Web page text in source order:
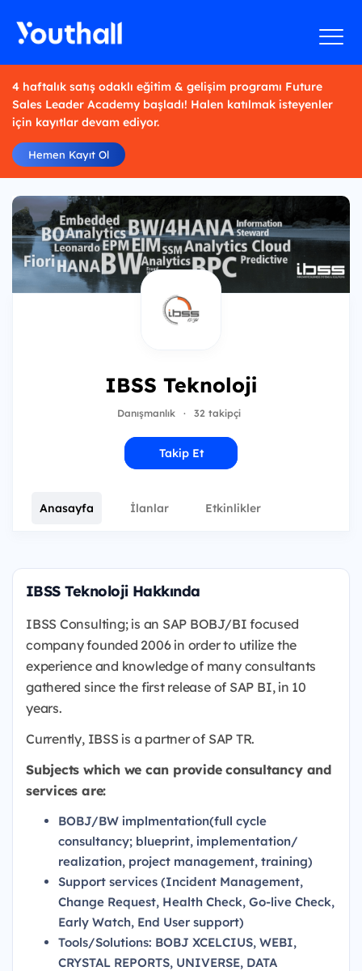
4 haftalık satış odaklı eğitim & gelişim programı Future
Sales Leader Academy başladı! Halen katılmak isteyenler
için kayıtlar devam ediyor.
Hemen Kayıt Ol
IBSS Teknoloji
Danışmanlık · 32 takipçi
Takip Et
Anasayfa İlanlar Etkinlikler
IBSS Teknoloji Hakkında
IBSS Consulting; is an SAP BOBJ/BI focused
company founded 2006 in order to utilize the
experience and knowledge of many consultants
gathered since the first release of SAP BI, in 10
years.
Currently, IBSS is a partner of SAP TR.
Subjects which we can provide consultancy and
services are:
BOBJ/BW implmentation(full cycle
consultancy; blueprint, implementation/
realization, project management, training)
Support services (Incident Management,
Change Request, Health Check, Go-live Check,
Early Watch, End User support)
Tools/Solutions: BOBJ XCELCIUS, WEBI,
CRYSTAL REPORTS, UNIVERSE, DATA